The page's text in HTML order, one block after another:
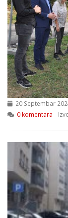
20 Septembar
0 komentara